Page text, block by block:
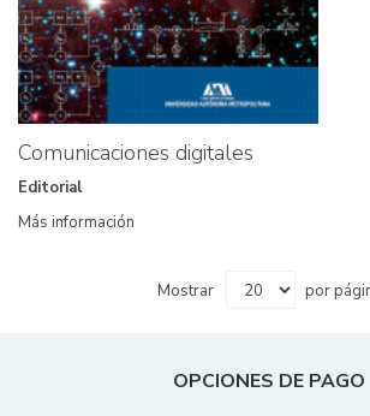
Comunicaciones digitales
Editorial
Más información
Mostrar por
OPCIONES DE PAGO